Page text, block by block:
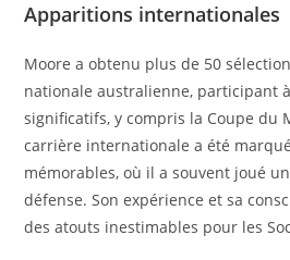
Apparitions internationales
Moore a obtenu plus de 50
nationale australienne, participant
significatifs, y compris la Coupe du
carrière internationale a été
mémorables, où il a souvent joué
défense. Son expérience et sa
des atouts inestimables pour les